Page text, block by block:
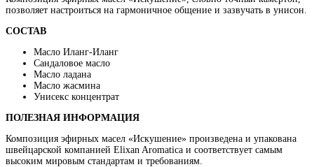
позволяет настроиться на гармоничное общение и зазвучать в унисон.
СОСТАВ
Масло Иланг-Иланг
Сандаловое масло
Масло ладана
Масло жасмина
Унисекс концентрат
ПОЛЕЗНАЯ ИНФОРМАЦИЯ
Композиция эфирных масел «Искушение» произведена и упакована
швейцарской компанией Elixan Aromatica и соответствует самым
высоким мировым стандартам и требованиям.